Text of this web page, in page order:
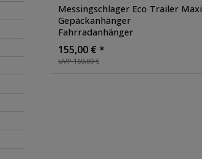
Messingschlager Eco Trailer Maxi
Gepäckanhänger
Fahrradanhänger
Transportanhänger Anhänger
Fahrrad
UVP 169,00 €
155,00 € *